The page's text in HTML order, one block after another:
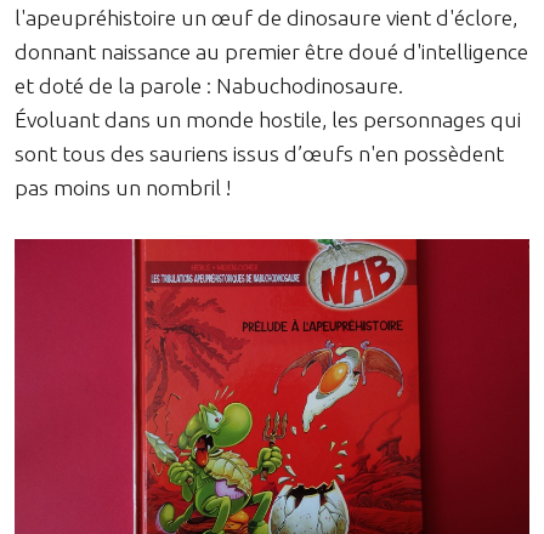
l'apeupréhistoire un œuf de dinosaure vient d'éclore,
donnant naissance au premier être doué d'intelligence
et doté de la parole : Nabuchodinosaure.
Évoluant dans un monde hostile, les personnages qui
sont tous des sauriens issus d’œufs n'en possèdent
pas moins un nombril !